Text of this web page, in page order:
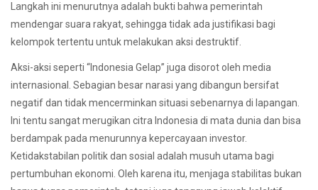
Langkah ini menurutnya adalah bukti bahwa pemerintah
mendengar suara rakyat, sehingga tidak ada justifikasi bagi
kelompok tertentu untuk melakukan aksi destruktif.
Aksi-aksi seperti “Indonesia Gelap” juga disorot oleh media
internasional. Sebagian besar narasi yang dibangun bersifat
negatif dan tidak mencerminkan situasi sebenarnya di lapangan.
Ini tentu sangat merugikan citra Indonesia di mata dunia dan bisa
berdampak pada menurunnya kepercayaan investor.
Ketidakstabilan politik dan sosial adalah musuh utama bagi
pertumbuhan ekonomi. Oleh karena itu, menjaga stabilitas bukan